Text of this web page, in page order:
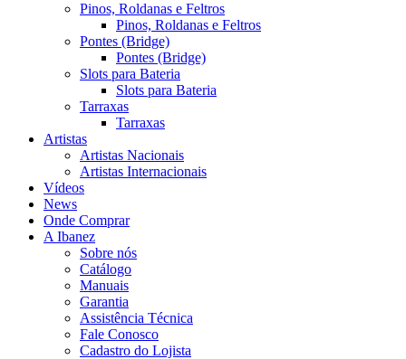
Pinos, Roldanas e Feltros
Pinos, Roldanas e Feltros
Pontes (Bridge)
Pontes (Bridge)
Slots para Bateria
Slots para Bateria
Tarraxas
Tarraxas
Artistas
Artistas Nacionais
Artistas Internacionais
Vídeos
News
Onde Comprar
A Ibanez
Sobre nós
Catálogo
Manuais
Garantia
Assistência Técnica
Fale Conosco
Cadastro do Lojista